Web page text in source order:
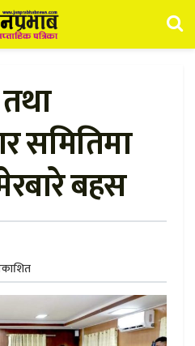
समितिमा
बहस